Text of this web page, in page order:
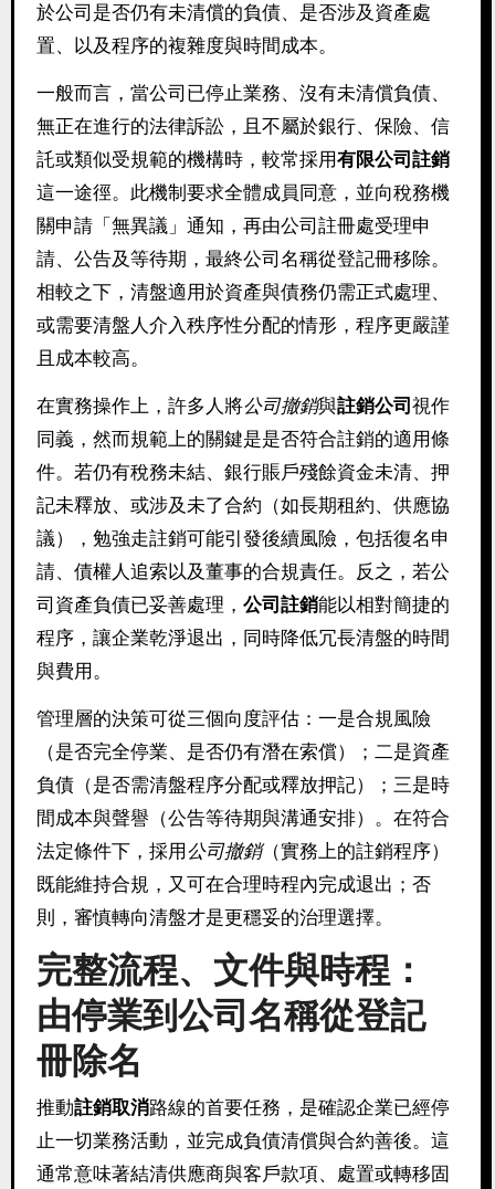
於公司是否仍有未清償的負債、是否涉及資產處
置、以及程序的複雜度與時間成本。
一般而言，當公司已停止業務、沒有未清償負債、
無正在進行的法律訴訟，且不屬於銀行、保險、信
託或類似受規範的機構時，較常採用有限公司註銷
這一途徑。此機制要求全體成員同意，並向稅務機
關申請「無異議」通知，再由公司註冊處受理申
請、公告及等待期，最終公司名稱從登記冊移除。
相較之下，清盤適用於資產與債務仍需正式處理、
或需要清盤人介入秩序性分配的情形，程序更嚴謹
且成本較高。
在實務操作上，許多人將公司撤銷與註銷公司視作
同義，然而規範上的關鍵是是否符合註銷的適用條
件。若仍有稅務未結、銀行賬戶殘餘資金未清、押
記未釋放、或涉及未了合約（如長期租約、供應協
議），勉強走註銷可能引發後續風險，包括復名申
請、債權人追索以及董事的合規責任。反之，若公
司資產負債已妥善處理， 公司註銷能以相對簡捷的
程序，讓企業乾淨退出，同時降低冗長清盤的時間
與費用。
管理層的決策可從三個向度評估：一是合規風險
（是否完全停業、是否仍有潛在索償）；二是資產
負債（是否需清盤程序分配或釋放押記）；三是時
間成本與聲譽（公告等待期與溝通安排）。在符合
法定條件下，採用公司撤銷（實務上的註銷程序）
既能維持合規，又可在合理時程內完成退出；否
則，審慎轉向清盤才是更穩妥的治理選擇。
完整流程、文件與時程：
由停業到公司名稱從登記
冊除名
推動註銷取消路線的首要任務，是確認企業已經停
止一切業務活動，並完成負債清償與合約善後。這
通常意味著結清供應商與客戶款項、處置或轉移固